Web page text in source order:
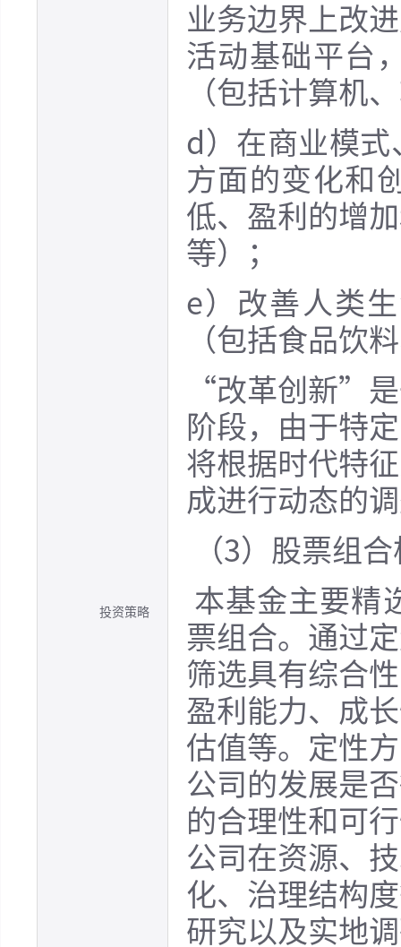
投资策略
业务边界上改
活动基础平台
（包括计算机
d）在商业模式
方面的变化和
低、盈利的增
等）；
e）改善人类
（包括食品饮
“改革创新”是
阶段，由于特
将根据时代特
成进行动态的
（3）股票组
本基金主要精
票组合。通过
筛选具有综合
盈利能力、成
估值等。定性
公司的发展是
的合理性和可
公司在资源、
化、治理结构
研究以及实地